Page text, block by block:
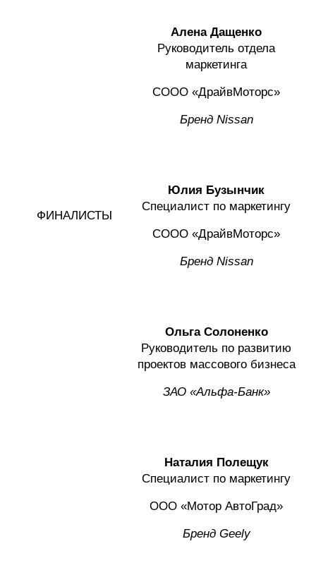
ФИНАЛИСТЫ
Алена Дащенко
Руководитель отдела
маркетинга
СООО «ДрайвМоторс»
Бренд Nissan
Юлия Бузынчик
Специалист по маркетингу
СООО «ДрайвМоторс»
Бренд Nissan
Ольга Солоненко
Руководитель по развитию
проектов массового бизнеса
ЗАО «Альфа-Банк»
Наталия Полещук
Специалист по маркетингу
ООО «Мотор АвтоГрад»
Бренд Geely